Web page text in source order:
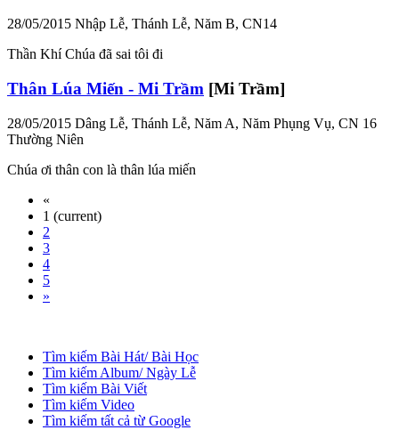
28/05/2015 Nhập Lễ, Thánh Lễ, Năm B, CN14
Thần Khí Chúa đã sai tôi đi
Thân Lúa Miến - Mi Trầm [Mi Trầm]
28/05/2015 Dâng Lễ, Thánh Lễ, Năm A, Năm Phụng Vụ, CN 16
Thường Niên
Chúa ơi thân con là thân lúa miến
«
1 (current)
2
3
4
5
»
Tìm kiếm Bài Hát/ Bài Học
Tìm kiếm Album/ Ngày Lễ
Tìm kiếm Bài Viết
Tìm kiếm Video
Tìm kiếm tất cả từ Google